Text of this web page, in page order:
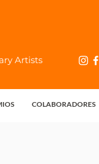
Artists
COLABORADORES